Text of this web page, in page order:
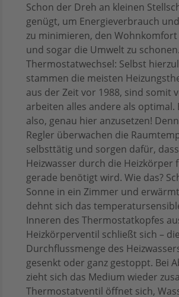
Schon der Dreh an kleinen
genügt, um Energieverbrauch
zu minimieren, den Wohnkomfort
und sogar die Umwelt zu
Thermostatwechsel: Selbst
stammen die meisten
aus der Zeit vor 1988, sind somit
arbeiten alles andere als optimal.
also, genau hier anzusetzen!
Regler überwachen die
selbsttätig und sorgen dafür,
Heizwasser durch die Heizkörper
gerade benötigt wird. Wie das?
Sonne in ein Zimmer und
dehnt sich das
Inneren des Thermostatkopfes
Heizkörperventil schließt sich – die
Durchflussmenge des
gesenkt oder ganz gestoppt. Bei
zieht sich das Medium wieder
Thermostatventil öffnet sich,